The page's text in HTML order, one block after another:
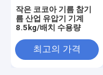
작은 코코아 기름 참기
름 산업 유압기 기계
8.5kg/배치 수용량
최고의 가격